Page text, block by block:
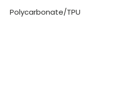
Polycarbonate/TPU